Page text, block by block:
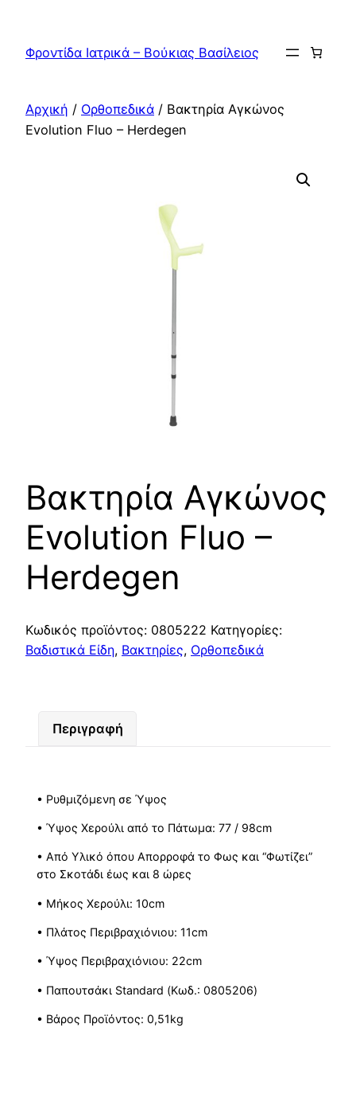
περιεχόμενο
Φροντίδα Ιατρικά – Βούκιας Βασίλειος
Αρχική / Ορθοπεδικά / Βακτηρία Αγκώνος
Evolution Fluo – Herdegen
Βακτηρία Αγκώνος
Evolution Fluo –
Herdegen
Κωδικός προϊόντος: 0805222 Κατηγορίες:
Βαδιστικά Είδη, Βακτηρίες, Ορθοπεδικά
Περιγραφή
• Ρυθμιζόμενη σε Ύψος
• Ύψος Χερούλι από το Πάτωμα: 77 / 98cm
• Από Υλικό όπου Απορροφά το Φως και “Φωτίζει”
στο Σκοτάδι έως και 8 ώρες
• Μήκος Χερούλι: 10cm
• Πλάτος Περιβραχιόνιου: 11cm
• Ύψος Περιβραχιόνιου: 22cm
• Παπουτσάκι Standard (Κωδ.: 0805206)
• Βάρος Προϊόντος: 0,51kg